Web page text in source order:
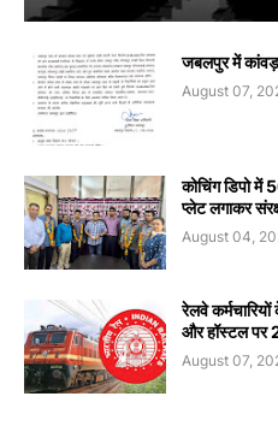
जबलपुर में
August 07,
कोचिंग डिपो में
प्लेट लगाकर
August 04,
रेलवे
और हॉस्टल पर
August 07,